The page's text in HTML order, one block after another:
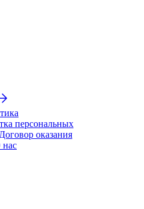
персональных
Договор оказания